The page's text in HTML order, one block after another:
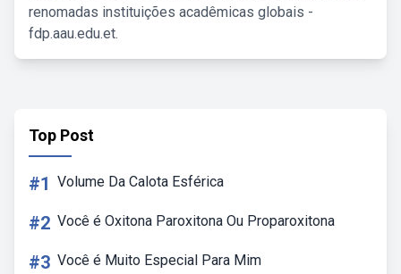
renomadas instituições acadêmicas globais -
fdp.aau.edu.et.
Top Post
#1 Volume Da Calota Esférica
#2 Você é Oxitona Paroxitona Ou Proparoxitona
#3 Você é Muito Especial Para Mim